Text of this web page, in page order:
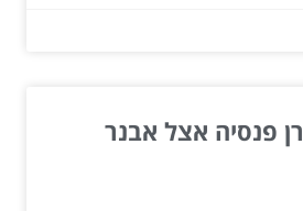
פנסיה אצל אבנר